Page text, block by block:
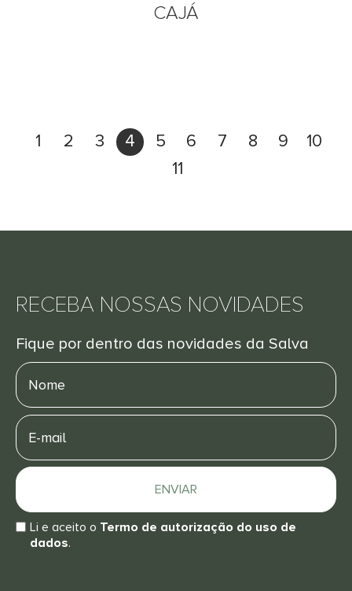
CAJÁ
1 2 3 4 5 6 7 8 9
10
11
RECEBA NOSSAS NOVIDADES
Fique por dentro das novidades da Salva
Nome
E-
mail
ENVIAR
Li e aceito o Termo de autorização do uso de
dados.